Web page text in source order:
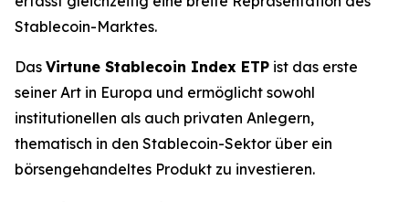
Stablecoin-Marktes.
Das Virtune Stablecoin Index ETP ist das erste
seiner Art in Europa und ermöglicht sowohl
institutionellen als auch privaten Anlegern,
thematisch in den Stablecoin-Sektor über ein
börsengehandeltes Produkt zu investieren.